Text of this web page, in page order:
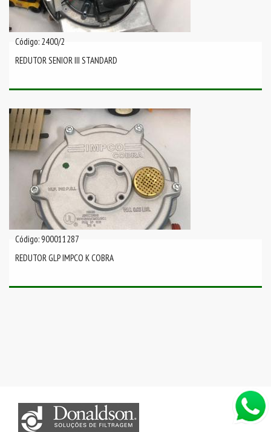
Código: 2400/2
REDUTOR SENIOR III STANDARD
Código: 900011287
REDUTOR GLP IMPCO K COBRA